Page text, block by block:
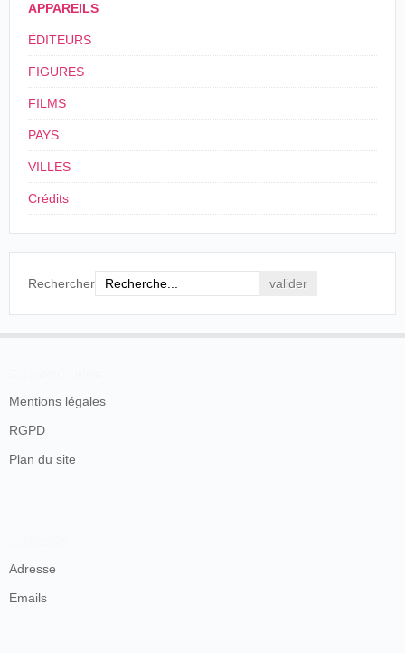
APPAREILS
ÉDITEURS
FIGURES
FILMS
PAYS
VILLES
Crédits
Rechercher
Mentions légales
RGPD
Plan du site
Adresse
Emails